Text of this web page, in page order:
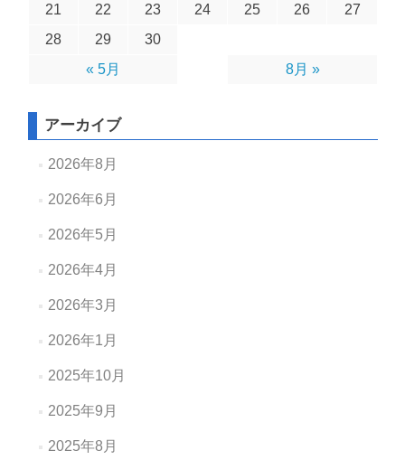
« 5月 8月 »
21
22 23 24 25 26
27
28
29 30
アーカイブ
2026年8月
2026年6月
2026年5月
2026年4月
2026年3月
2026年1月
2025年10月
2025年9月
2025年8月